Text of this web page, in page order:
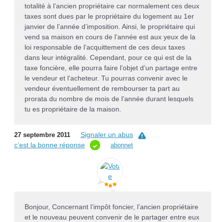
totalité à l’ancien propriétaire car normalement ces deux
taxes sont dues par le propriétaire du logement au 1er
janvier de l’année d’imposition. Ainsi, le propriétaire qui
vend sa maison en cours de l’année est aux yeux de la
loi responsable de l’acquittement de ces deux taxes
dans leur intégralité. Cependant, pour ce qui est de la
taxe foncière, elle pourra faire l’objet d’un partage entre
le vendeur et l’acheteur. Tu pourras convenir avec le
vendeur éventuellement de rembourser ta part au
prorata du nombre de mois de l’année durant lesquels
tu es propriétaire de la maison.
27 septembre 2011
Signaler un abus
c’est la bonne réponse
abonnet
Bonjour, Concernant l’impôt foncier, l’ancien propriétaire
et le nouveau peuvent convenir de le partager entre eux